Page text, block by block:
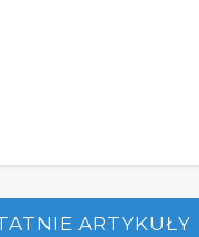
ARTYKUŁY